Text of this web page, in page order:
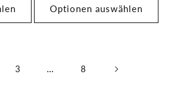
Optionen auswählen
3 … 8